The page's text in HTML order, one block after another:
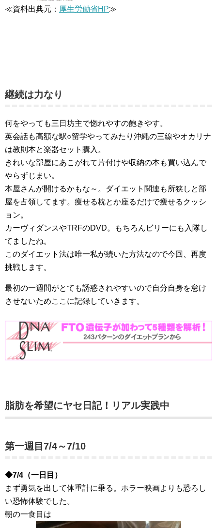
≪資料出典元： 厚生労働省HP≫
継続は力なり
何をやっても三日坊主で惚れやすの飽きやす。
英会話も高額な駅○留学やってみたり沖縄の三線やオカリナ
は教則本と楽器セット購入。
きれいな部屋にあこがれて片付けや収納の本も買い込んで
やらずじまい。
本屋さんが開けるかもな～。ダイエット関連も所狭しと部
屋を占領してます。痩せる枕とか座るだけで痩せるクッシ
ョン。
カーヴィダンスやTRFのDVD。もちろんビリーにも入隊し
てましたね。
このダイエット法は唯一私が続いた方法なので今回、再度
挑戦します。
最初の一週間がとても誘惑されやすいので自分自身を怠け
させないためここに記録していきます。
脂肪を希望にヤセ日記！リアル実践中
第一週目7/4～7/10
◆7/4（一日目）
まず勇気を出して体重計に乗る。ホラー映画よりも恐ろし
い恐怖体験でした。
朝の一食目は